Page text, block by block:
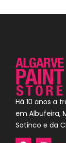
Há 10 anos a
em Albufeira,
Sotinco e da